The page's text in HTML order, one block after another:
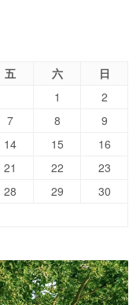
五 六
日
1
2
7 8
9
14 15
16
21 22
23
28 29
30